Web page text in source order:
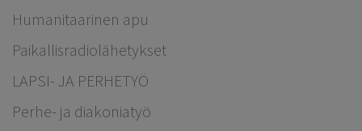
Humanitaarinen apu
Paikallisradiolähetykset
LAPSI- JA PERHETYÖ
Perhe- ja diakoniatyö